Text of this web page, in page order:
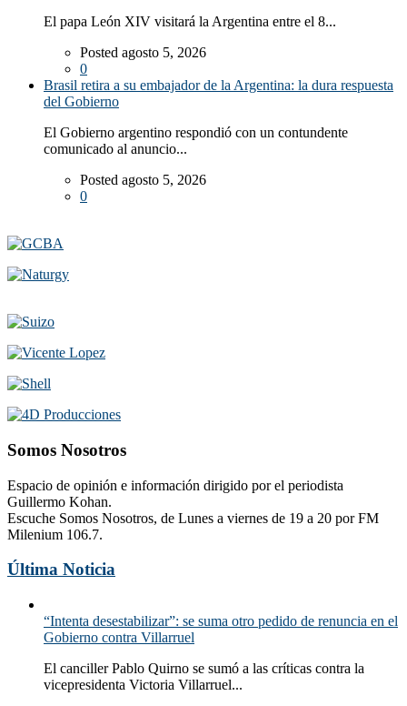
El papa León XIV visitará la Argentina entre el 8...
Posted agosto 5, 2026
0
Brasil retira a su embajador de la Argentina: la dura respuesta
del Gobierno
El Gobierno argentino respondió con un contundente
comunicado al anuncio...
Posted agosto 5, 2026
0
Somos Nosotros
Espacio de opinión e información dirigido por el periodista
Guillermo Kohan.
Escuche Somos Nosotros, de Lunes a viernes de 19 a 20 por FM
Milenium 106.7.
Última Noticia
“Intenta desestabilizar”: se suma otro pedido de renuncia en el
Gobierno contra Villarruel
El canciller Pablo Quirno se sumó a las críticas contra la
vicepresidenta Victoria Villarruel...